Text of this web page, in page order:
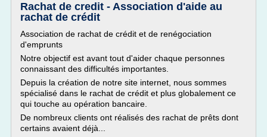
Rachat de credit - Association d'aide au
rachat de crédit
Association de rachat de crédit et de renégociation
d'emprunts
Notre objectif est avant tout d'aider chaque personnes
connaissant des difficultés importantes.
Depuis la création de notre site internet, nous sommes
spécialisé dans le rachat de crédit et plus globalement ce
qui touche au opération bancaire.
De nombreux clients ont réalisés des rachat de prêts dont
certains avaient déjà...